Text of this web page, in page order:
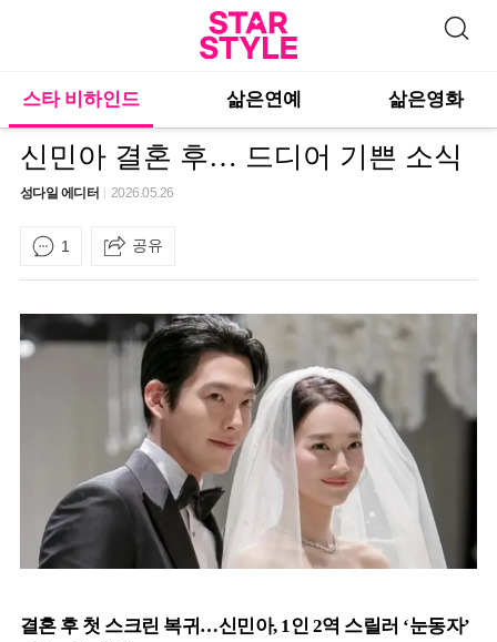
스타 비하인드 삶은연예 삶은영화
신민아 결혼 후… 드디어 기쁜 소식
성다일 에디터 2026.05.26
1 공유
결혼 후 첫 스크린 복귀…신민아, 1인 2역 스릴러 ‘눈동자’